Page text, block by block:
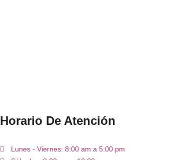
Horario De Atención
Lunes - Viernes: 8:00 am a 5:00 pm